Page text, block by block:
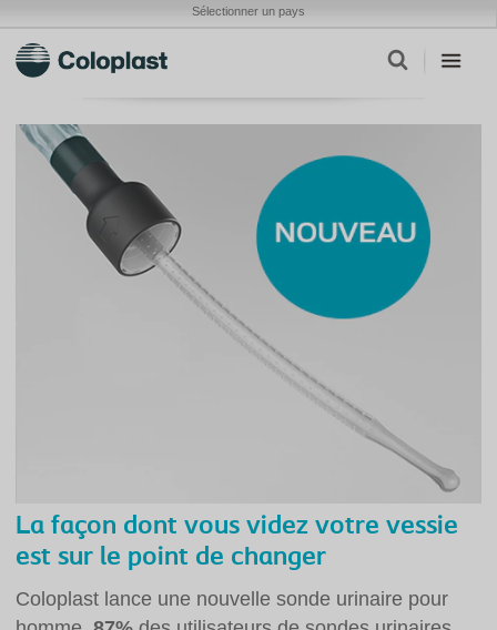
Sélectionner un pays
La façon dont vous videz votre vessie
est sur le point de changer
Coloplast lance une nouvelle sonde urinaire pour